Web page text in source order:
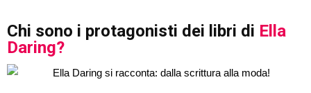
Chi sono i protagonisti dei libri di Ella
Daring?